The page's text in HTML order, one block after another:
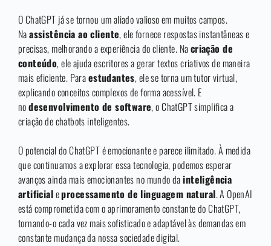
O ChatGPT já se tornou um aliado valioso em muitos campos.
Naassistência ao cliente, ele fornece respostas instantâneas e
precisas, melhorando a experiência do cliente. Nacriação de
conteúdo, ele ajuda escritores a gerar textos criativos de maneira
mais eficiente. Paraestudantes, ele se torna um tutor virtual,
explicando conceitos complexos de forma acessível. E
nodesenvolvimento de software, o ChatGPT simplifica a
criação de chatbots inteligentes.
O potencial do ChatGPT é emocionante e parece ilimitado. À medida
que continuamos a explorar essa tecnologia, podemos esperar
avanços ainda mais emocionantes no mundo dainteligência
artificialeprocessamento de linguagem natural. A OpenAI
está comprometida com o aprimoramento constante do ChatGPT,
tornando-o cada vez mais sofisticado e adaptável às demandas em
constante mudança da nossa sociedade digital.